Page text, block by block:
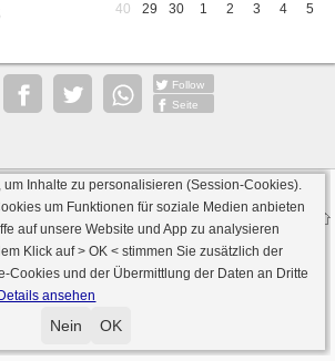
40
29 30 1 2 3 4 5
Follow
Seite
2026 6.241 · registrierte Spieler: 501.083 ·
Server: 142 (private Server:136)
Inhalte zu personalisieren (Session-Cookies).
um Funktionen für soziale Medien anbieten
auf unsere Website und App zu analysieren
Klick auf> OK < stimmen Sie zusätzlich der
Cookies und der Übermittlung der Daten an Dritte
Details ansehen
Nein OK